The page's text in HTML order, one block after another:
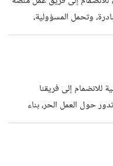
وتحمل المسؤولية،
عن تقديم خدمة عملاء
والمشترين، ومساعدتهم في
وفعال. المهام الوظيفية
وفي الوقت المناسب
إرشاد...
إلى فريقنا
حول العمل الحر، بناء
هو شخص لديه اهتمام حقيقي
جيدة، ويجيد التواصل
سيكون مسؤولا عن إدارة